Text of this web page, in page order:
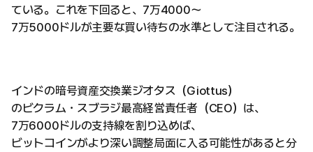
ている。これを下回ると、7万4000〜
7万5000ドルが主要な買い待ちの水準として注目される。
インドの暗号資産交換業ジオタス（Giottus）
のビクラム・スブラジ最高経営責任者（CEO）は、
7万6000ドルの支持線を割り込めば、
ビットコインがより深い調整局面に入る可能性があると分